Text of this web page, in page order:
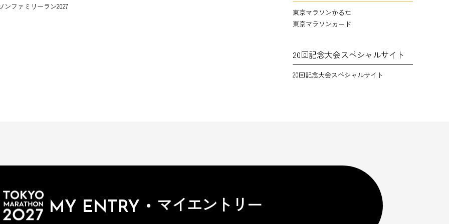
ンファミリーラン2027
東京マラソンかるた
東京マラソンカード
20回記念大会スペシャルサイト
20回記念大会スペシャルサイト
MY ENTRY ・ マイエントリー